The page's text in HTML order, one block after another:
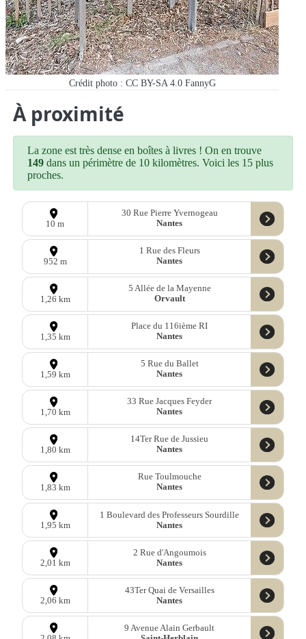
Crédit photo : CC BY-SA 4.0 FannyG
À proximité
La zone est très dense en boîtes à livres ! On en trouve
149 dans un périmètre de 10 kilomètres. Voici les 15 plus
proches.
10 m
30 Rue Pierre Yvernogeau
Nantes
952 m
1 Rue des Fleurs
Nantes
1,26 km
5 Allée de la Mayenne
Orvault
1,35 km
Place du 116ième RI
Nantes
1,59 km
5 Rue du Ballet
Nantes
1,70 km
33 Rue Jacques Feyder
Nantes
1,80 km
14Ter Rue de Jussieu
Nantes
1,83 km
Rue Toulmouche
Nantes
1,95 km
1 Boulevard des Professeurs Sourdille
Nantes
2,01 km
2 Rue d'Angoumois
Nantes
2,06 km
43Ter Quai de Versailles
Nantes
9 Avenue Alain Gerbault